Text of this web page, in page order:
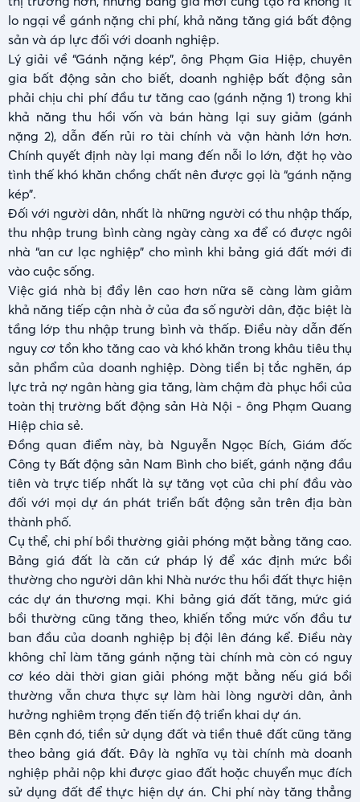
lo ngại về gánh nặng chi phí, khả năng tăng giá bất động
sản và áp lực đối với doanh nghiệp.
Lý giải về “Gánh nặng kép”, ông Phạm Gia Hiệp, chuyên
gia bất động sản cho biết, doanh nghiệp bất động sản
phải chịu chi phí đầu tư tăng cao (gánh nặng 1) trong khi
khả năng thu hồi vốn và bán hàng lại suy giảm (gánh
nặng 2), dẫn đến rủi ro tài chính và vận hành lớn hơn.
Chính quyết định này lại mang đến nỗi lo lớn, đặt họ vào
tình thế khó khăn chồng chất nên được gọi là “gánh nặng
kép”.
Đối với người dân, nhất là những người có thu nhập thấp,
thu nhập trung bình càng ngày càng xa để có được ngôi
nhà “an cư lạc nghiệp” cho mình khi bảng giá đất mới đi
vào cuộc sống.
Việc giá nhà bị đẩy lên cao hơn nữa sẽ càng làm giảm
khả năng tiếp cận nhà ở của đa số người dân, đặc biệt là
tầng lớp thu nhập trung bình và thấp. Điều này dẫn đến
nguy cơ tồn kho tăng cao và khó khăn trong khâu tiêu thụ
sản phẩm của doanh nghiệp. Dòng tiền bị tắc nghẽn, áp
lực trả nợ ngân hàng gia tăng, làm chậm đà phục hồi của
toàn thị trường bất động sản Hà Nội - ông Phạm Quang
Hiệp chia sẻ.
Đồng quan điểm này, bà Nguyễn Ngọc Bích, Giám đốc
Công ty Bất động sản Nam Bình cho biết, gánh nặng đầu
tiên và trực tiếp nhất là sự tăng vọt của chi phí đầu vào
đối với mọi dự án phát triển bất động sản trên địa bàn
thành phố.
Cụ thể, chi phí bồi thường giải phóng mặt bằng tăng cao.
Bảng giá đất là căn cứ pháp lý để xác định mức bồi
thường cho người dân khi Nhà nước thu hồi đất thực hiện
các dự án thương mại. Khi bảng giá đất tăng, mức giá
bồi thường cũng tăng theo, khiến tổng mức vốn đầu tư
ban đầu của doanh nghiệp bị đội lên đáng kể. Điều này
không chỉ làm tăng gánh nặng tài chính mà còn có nguy
cơ kéo dài thời gian giải phóng mặt bằng nếu giá bồi
thường vẫn chưa thực sự làm hài lòng người dân, ảnh
hưởng nghiêm trọng đến tiến độ triển khai dự án.
Bên cạnh đó, tiền sử dụng đất và tiền thuê đất cũng tăng
theo bảng giá đất. Đây là nghĩa vụ tài chính mà doanh
nghiệp phải nộp khi được giao đất hoặc chuyển mục đích
sử dụng đất để thực hiện dự án. Chi phí này tăng thẳng